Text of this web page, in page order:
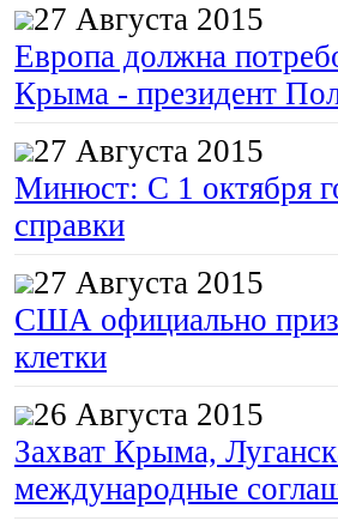
27 Августа 2015
Европа должна
Крыма - президент
27 Августа 2015
Минюст: С 1 октября
справки
27 Августа 2015
США официально
клетки
26 Августа 2015
Захват Крыма,
международные